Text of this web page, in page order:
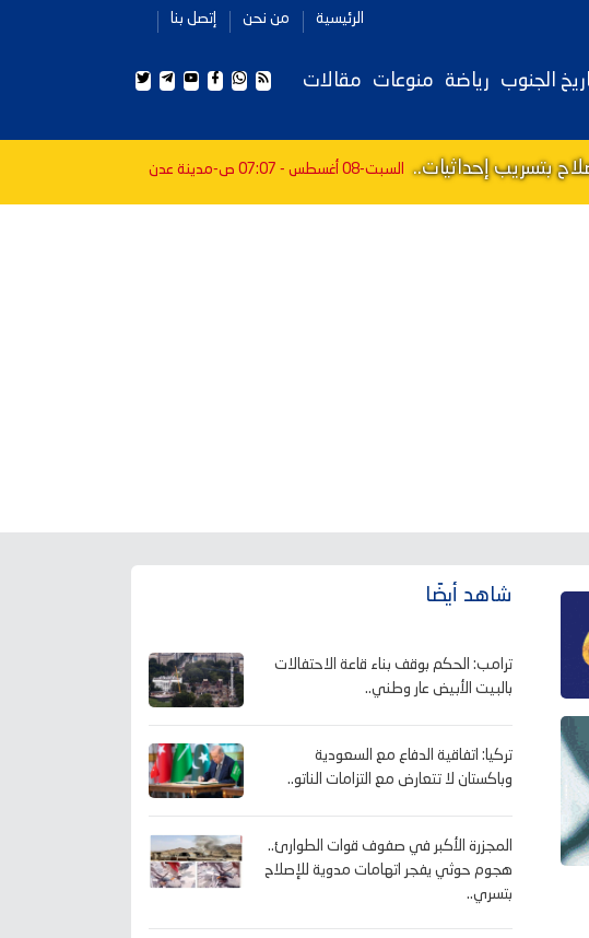
الرئيسية من نحن إتصل بنا
الجنوب رياضة منوعات مقالات
بتسريب إحداثيات.. السبت-08 أغسطس - 07:07 ص -مدينة عدن
شاهد أيضًا
ترامب: الحكم بوقف بناء قاعة الاحتفالات
بالبيت الأبيض عار وطني..
تركيا: اتفاقية الدفاع مع السعودية
وباكستان لا تتعارض مع التزامات الناتو..
المجزرة الأكبر في صفوف قوات الطوارئ..
هجوم حوثي يفجر اتهامات مدوية للإصلاح
بتسري..